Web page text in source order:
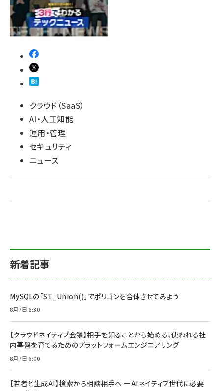
クラウド（SaaS）
AI・人工知能
運用・管理
セキュリティ
ニュース
新着記事
MySQLの「ST_Union()」でポリゴンを合体させてみよう
8月7日 6:30
【クラウドネイティブ会議】相手を知ることから始める、使われる社
内基盤を育てるためのプラットフォームエンジニアリング
8月7日 6:00
【若者と生成AI】検索から相談相手へ ーAIネイティブ世代に必要